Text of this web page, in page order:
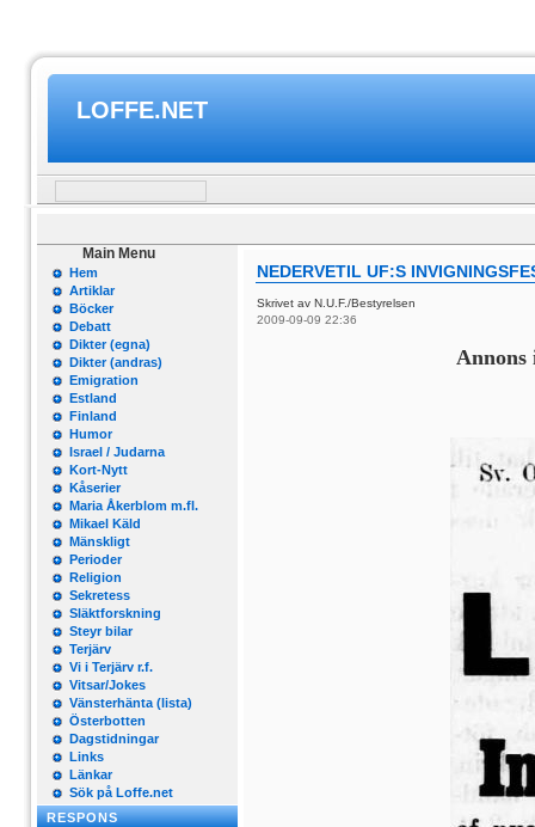
LOFFE.NET
Main Menu
Hem
Artiklar
Böcker
Debatt
Dikter (egna)
Dikter (andras)
Emigration
Estland
Finland
Humor
Israel / Judarna
Kort-Nytt
Kåserier
Maria Åkerblom m.fl.
Mikael Käld
Mänskligt
Perioder
Religion
Sekretess
Släktforskning
Steyr bilar
Terjärv
Vi i Terjärv r.f.
Vitsar/Jokes
Vänsterhänta (lista)
Österbotten
Dagstidningar
Links
Länkar
Sök på Loffe.net
RESPONS
NEDERVETIL UF:S
Skrivet av N.U.F./Bestyrelsen
2009-09-09 22:36
Annons